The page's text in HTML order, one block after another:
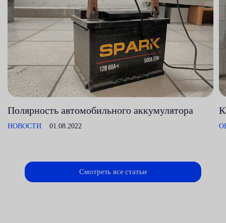
Полярность автомобильного аккумулятора
НОВОСТИ 01.08.2022
Смотреть все статьи